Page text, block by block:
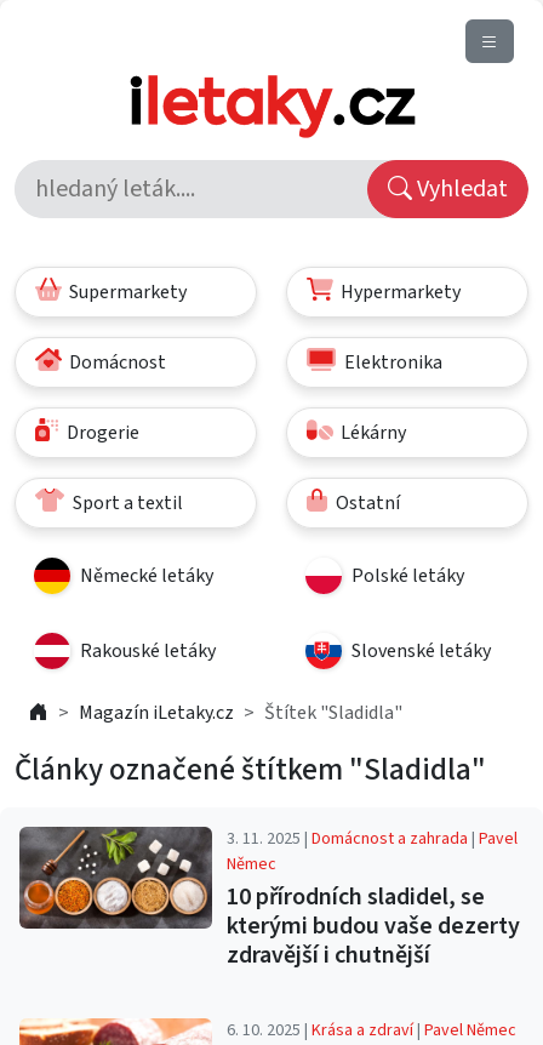
Vyhledat
Supermarkety Hypermarkety
Domácnost Elektronika
Drogerie Lékárny
Sport a textil Ostatní
Německé letáky Polské letáky
Rakouské letáky Slovenské letáky
Magazín iLetaky.cz Štítek "Sladidla"
Články označené štítkem "Sladidla"
3. 11. 2025 |Domácnost a zahrada |Pavel
Němec
10 přírodních sladidel, se
kterými budou vaše dezerty
zdravější i chutnější
6. 10. 2025 |Krása a zdraví|Pavel Němec